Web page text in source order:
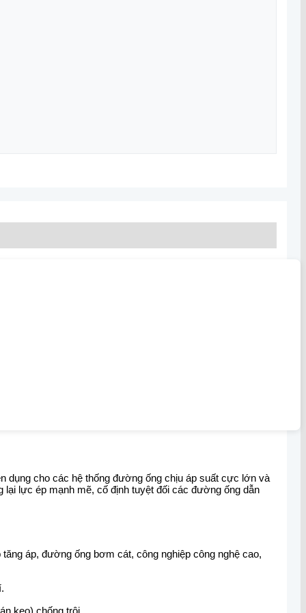
dụng cho các hệ thống đường ống chịu áp suất cực lớn và
lực ép mạnh mẽ, cố định tuyệt đối các đường ống dẫn
áp, đường ống bơm cát, công nghiệp công nghệ cao,
keo) chống trôi.